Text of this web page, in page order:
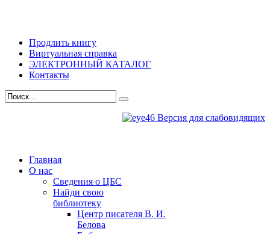
Продлить книгу
Виртуальная справка
ЭЛЕКТРОННЫЙ КАТАЛОГ
Контакты
Версия для слабовидящих
Главная
О нас
Сведения о ЦБС
Найди свою
библиотеку
Центр писателя В. И.
Белова